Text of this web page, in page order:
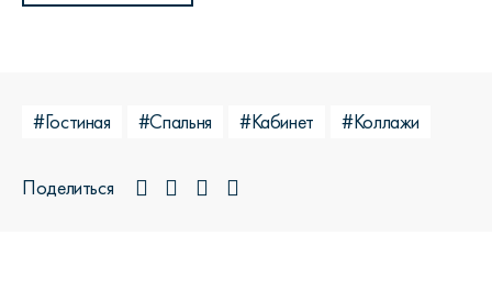
#Гостиная #Спальня #Кабинет #Коллажи
Поделиться